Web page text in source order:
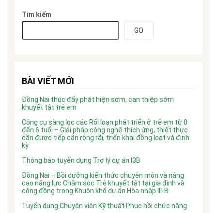
Tìm kiếm
GO
BÀI VIẾT MỚI
Đồng Nai thúc đẩy phát hiện sớm, can thiệp sớm
khuyết tật trẻ em
Công cụ sàng lọc các Rối loạn phát triển ở trẻ em từ 0
đến 6 tuổi – Giải pháp công nghệ thích ứng, thiết thực
cần được tiếp cận rộng rãi, triển khai đồng loạt và định
kỳ
Thông báo tuyển dụng Trợ lý dự án I3B
Đồng Nai – Bồi dưỡng kiến thức chuyên môn và nâng
cao năng lực Chăm sóc Trẻ khuyết tật tại gia đình và
cộng đồng trong Khuôn khổ dự án Hòa nhập III-B
Tuyển dụng Chuyên viên Kỹ thuật Phục hồi chức năng